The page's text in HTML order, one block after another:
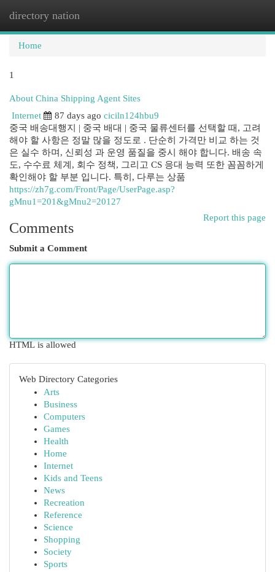
directory nation
Home
1
About China Shipping Agent Sites
Internet
87 days ago ciciln124hbu9
중국 배송대행지 | 중국 배대 | 중국 물류센터를 선택할 때, 고려
해야 할 사항은 정말 많을 정도로 . 단순히 가격만 비교 하는 것
은 실수 하며, 신뢰성 과 운영 품질을 중시 해야 합니다. 배송 속
도, 수수료 체계, 회수 정책, 그리고 CS 응대 능력 또한 꼼꼼하게
확인해야 할 부분 입니다. 특히, 다루는 상품
https://zh7g.com/Front/Page/UserPage.asp?
gMnu1=201&gMnu2=20127
Report this page
Comments
Submit a Comment
HTML is allowed
Web Directory Categories
Arts
Business
Computers
Games
Health
Home
Internet
Kids and Teens
News
Recreation
Reference
Science
Shopping
Society
Sports